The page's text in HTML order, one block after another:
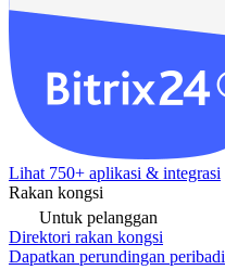
Lihat 750+ aplikasi & integrasi
Rakan kongsi
Untuk pelanggan
Direktori rakan kongsi
Dapatkan perundingan peribadi